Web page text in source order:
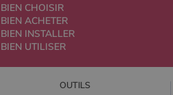
BIEN CHOISIR
BIEN ACHETER
BIEN INSTALLER
BIEN UTILISER
OUTILS